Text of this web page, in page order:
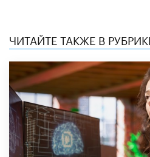
ЧИТАЙТЕ ТАКЖЕ В